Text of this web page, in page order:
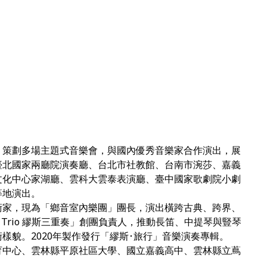
劃多場主題式音樂會，與國內優秀音樂家合作演出，展
國家兩廳院演奏廳、台北市社教館、台南市涴莎、嘉義
中心家湖廳、雲科大雲泰表演廳、臺中國家歌劇院小劇
演出。
現為「鄉音室內樂團」團長，演出橫跨古典、跨界、
繆斯三重奏」創團負責人，推動長笛、中提琴與豎琴
貌。2020年製作發行「繆斯･旅行」音樂演奏專輯。
心、雲林縣平原社區大學、國立嘉義高中、雲林縣立蔦